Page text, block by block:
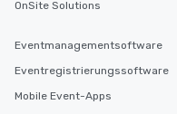
OnSite Solutions
Eventmanagementsoftware
Eventregistrierungssoftware
Mobile Event-Apps